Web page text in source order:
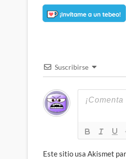
Suscribirse
Este sitio usa Akismet